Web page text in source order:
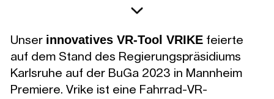
Unser innovatives VR-Tool VRIKE feierte
auf dem Stand des Regierungspräsidiums
Karlsruhe auf der BuGa 2023 in Mannheim
Premiere. Vrike ist eine Fahrrad-VR-